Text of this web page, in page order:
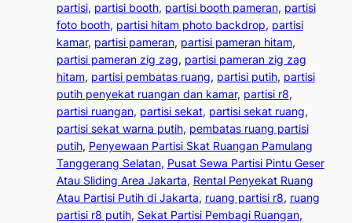
partisi, partisi booth, partisi booth pameran, partisi
foto booth, partisi hitam photo backdrop, partisi
kamar, partisi pameran, partisi pameran hitam
partisi pameran zig zag, partisi pameran zig zag
hitam, partisi pembatas ruang, partisi putih, partisi
putih penyekat ruangan dan kamar, partisi r8
partisi ruangan, partisi sekat, partisi sekat ruang
partisi sekat warna putih, pembatas ruang partisi
putih, Penyewaan Partisi Skat Ruangan Pamulang
Tanggerang Selatan, Pusat Sewa Partisi Pintu Geser
Atau Sliding Area Jakarta, Rental Penyekat Ruang
Atau Partisi Putih di Jakarta, ruang partisi r8, ruang
partisi r8 putih, Sekat Partisi Pembagi Ruangan